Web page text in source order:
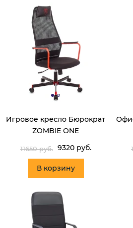
Игровое кресло Бюрократ
ZOMBIE ONE
11650 руб. 9320 руб.
В корзину